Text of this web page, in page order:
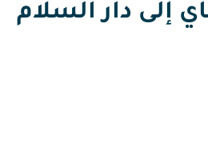
دار السلام